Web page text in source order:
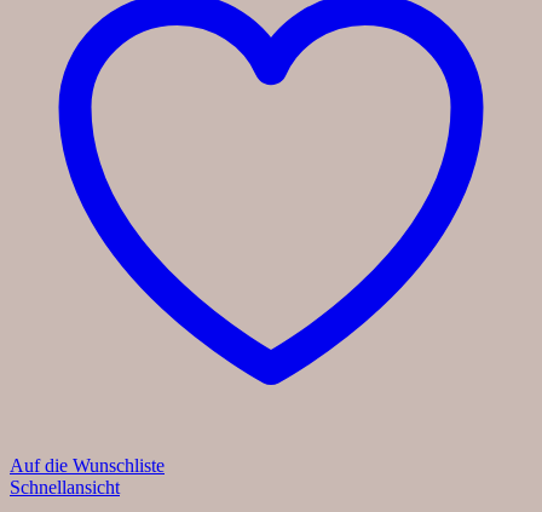
Auf die Wunschliste
Schnellansicht